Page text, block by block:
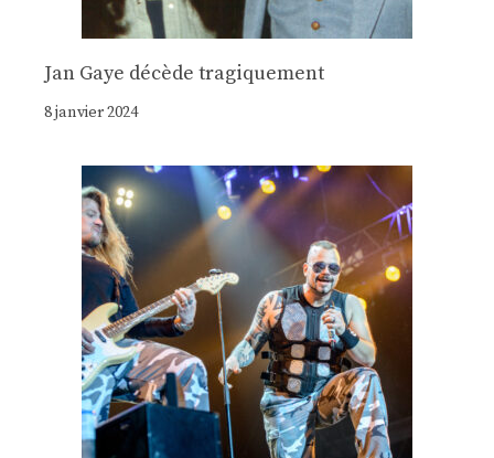
Jan Gaye décède tragiquement
8 janvier 2024